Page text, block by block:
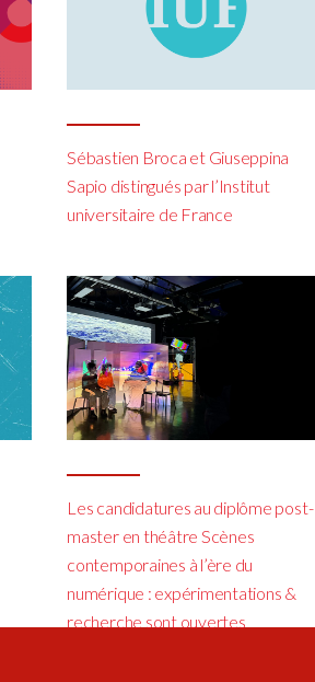
Sébastien Broca et Giuseppina
Sapio distingués par l’Institut
universitaire de France
Les candidatures au diplôme post-
master en théâtre Scènes
contemporaines à l’ère du
numérique : expérimentations &
recherche sont ouvertes